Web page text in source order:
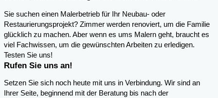
Sie suchen einen Malerbetrieb für Ihr Neubau- oder
Restaurierungsprojekt? Zimmer werden renoviert, um die Familie
glücklich zu machen. Aber wenn es ums Malern geht, braucht es
viel Fachwissen, um die gewünschten Arbeiten zu erledigen.
Testen Sie uns!
Rufen Sie uns an!
Setzen Sie sich noch heute mit uns in Verbindung. Wir sind an
Ihrer Seite, beginnend mit der Beratung bis nach der